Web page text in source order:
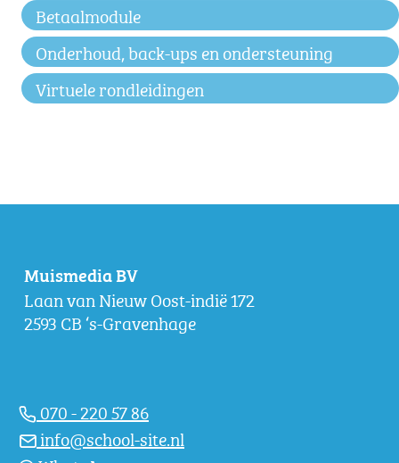
Betaalmodule
Onderhoud, back-ups en ondersteuning
Virtuele rondleidingen
Muismedia BV
Laan van Nieuw Oost-indië 172
2593 CB ‘s-Gravenhage
070 - 220 57 86
info@school-site.nl